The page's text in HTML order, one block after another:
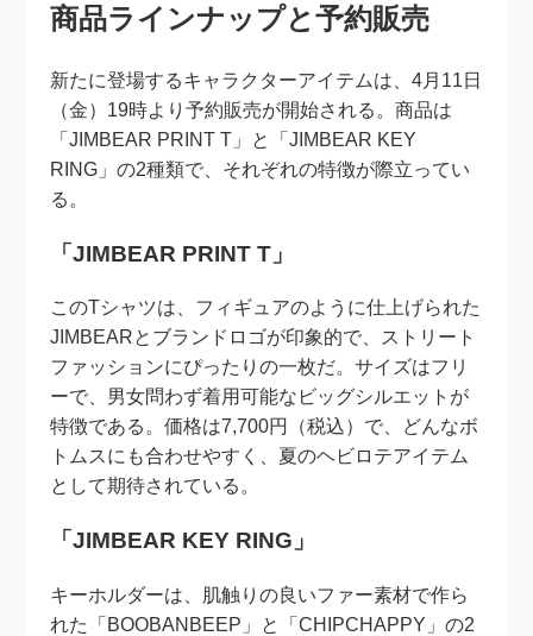
商品ラインナップと予約販売
新たに登場するキャラクターアイテムは、4月11日
（金）19時より予約販売が開始される。商品は
「JIMBEAR PRINT T」と「JIMBEAR KEY
RING」の2種類で、それぞれの特徴が際立ってい
る。
「JIMBEAR PRINT T」
このTシャツは、フィギュアのように仕上げられた
JIMBEARとブランドロゴが印象的で、ストリート
ファッションにぴったりの一枚だ。サイズはフリ
ーで、男女問わず着用可能なビッグシルエットが
特徴である。価格は7,700円（税込）で、どんなボ
トムスにも合わせやすく、夏のヘビロテアイテム
として期待されている。
「JIMBEAR KEY RING」
キーホルダーは、肌触りの良いファー素材で作ら
れた「BOOBANBEEP」と「CHIPCHAPPY」の2